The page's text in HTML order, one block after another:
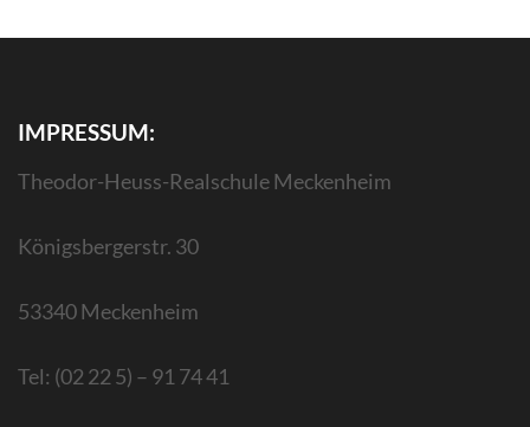
IMPRESSUM:
Theodor-Heuss-Realschule Meckenheim
Königsbergerstr. 30
53340 Meckenheim
Tel: (02 22 5) – 91 74 41